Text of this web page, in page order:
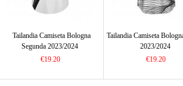
Tailandia Camiseta Bologna
Segunda 2023/2024
€19.20
Tailandia Camiseta
2023/2024
€19.20